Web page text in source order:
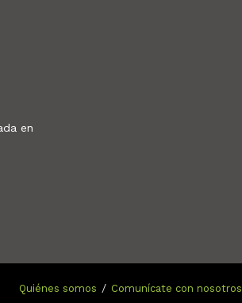
en
Quiénes somos Comunícate con nosotros